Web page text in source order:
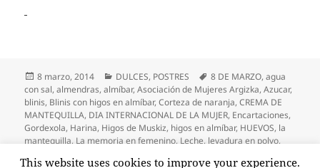
Publicado
el
8 marzo, 2014 Categorías
DULCES, POSTRES Etiquetas
8 DE MARZO,agua
con sal,almendras,almíbar,Asociación de Mujeres Argizka,Azucar,
blinis, Blinis con higos en almíbar,Corteza de naranja,CREMA DE
MANTEQUILLA, DIA INTERNACIONAL DE LA MUJER, Encartaciones,
Gordexola, Harina, Higos de Muskiz, higos en almíbar, HUEVOS, la
mantequilla, La memoria en femenino, Leche, levadura en polvo,
en Blinis con higos en almíbar
This website uses cookies to improve your experience.